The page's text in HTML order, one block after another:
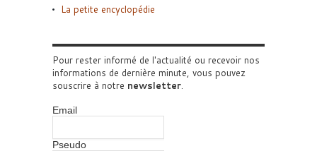
La petite encyclopédie
Pour rester informé de l'actualité ou recevoir nos
informations de dernière minute, vous pouvez
souscrire à notre newsletter.
Email
Pseudo